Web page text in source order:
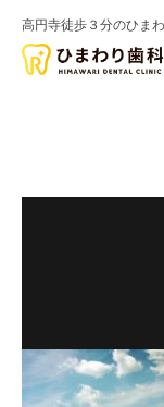
高円寺徒歩３分のひま